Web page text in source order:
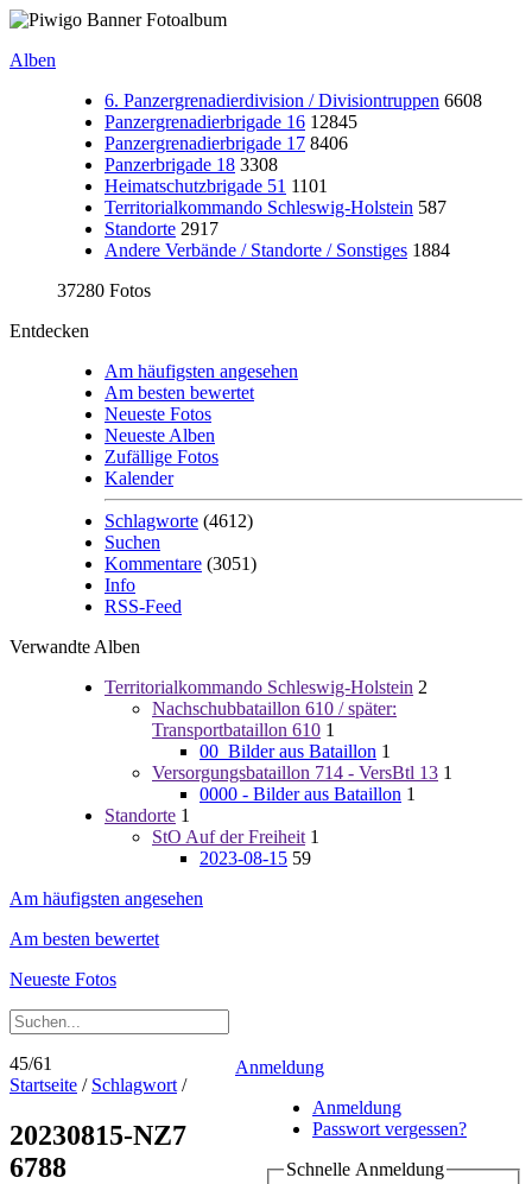
Alben
6. Panzergrenadierdivision / Divisiontruppen 6608
Panzergrenadierbrigade 16 12845
Panzergrenadierbrigade 17 8406
Panzerbrigade 18 3308
Heimatschutzbrigade 51 1101
Territorialkommando Schleswig-Holstein 587
Standorte 2917
Andere Verbände / Standorte / Sonstiges 1884
37280 Fotos
Entdecken
Am häufigsten angesehen
Am besten bewertet
Neueste Fotos
Neueste Alben
Zufällige Fotos
Kalender
Schlagworte (4612)
Suchen
Kommentare (3051)
Info
RSS-Feed
Verwandte Alben
Territorialkommando Schleswig-Holstein 2
Nachschubbataillon 610 / später:
Transportbataillon 610 1
00_Bilder aus Bataillon 1
Versorgungsbataillon 714 - VersBtl 13 1
0000 - Bilder aus Bataillon 1
Standorte 1
StO Auf der Freiheit 1
2023-08-15 59
Am häufigsten angesehen
Am besten bewertet
Neueste Fotos
Anmeldung
Anmeldung
Passwort vergessen?
Schnelle Anmeldung
45/61
Startseite / Schlagwort /
20230815-NZ7
6788